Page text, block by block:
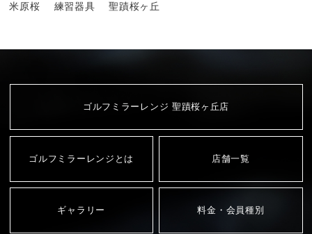
米原桜
練習器具 聖蹟桜ヶ丘
ゴルフミラーレンジ 聖蹟桜ヶ丘店
ゴルフミラーレンジとは 店舗一覧
ギャラリー 料金・会員種別